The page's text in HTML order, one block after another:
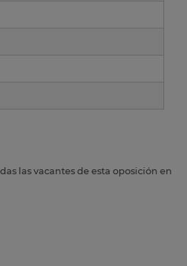
las vacantes de esta oposición en